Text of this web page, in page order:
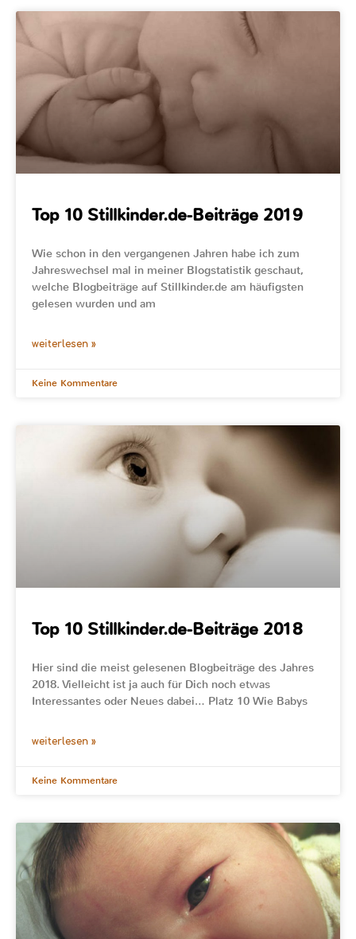
Top 10 Stillkinder.de-Beiträge 2019
Wie schon in den vergangenen Jahren habe ich zum
Jahreswechsel mal in meiner Blogstatistik geschaut,
welche Blogbeiträge auf Stillkinder.de am häufigsten
gelesen wurden und am
weiterlesen »
Keine Kommentare
Top 10 Stillkinder.de-Beiträge 2018
Hier sind die meist gelesenen Blogbeiträge des Jahres
2018. Vielleicht ist ja auch für Dich noch etwas
Interessantes oder Neues dabei… Platz 10 Wie Babys
weiterlesen »
Keine Kommentare